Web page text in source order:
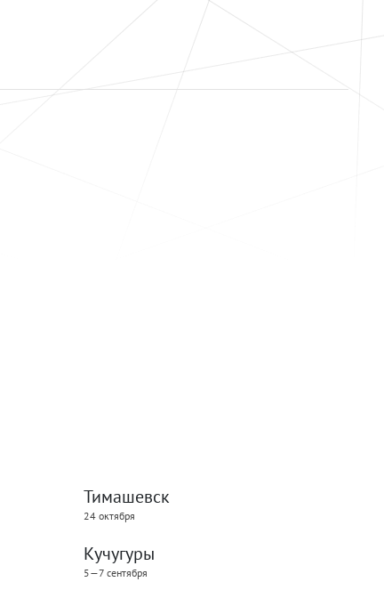
Тимашевск
24 октября
Кучугуры
5—7 сентября